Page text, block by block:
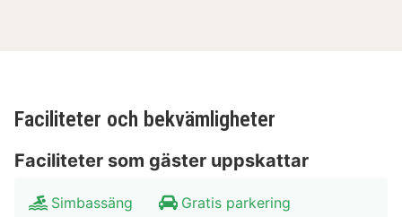
Faciliteter och bekvämligheter
Faciliteter som gäster uppskattar
Simbassäng
Gratis parkering